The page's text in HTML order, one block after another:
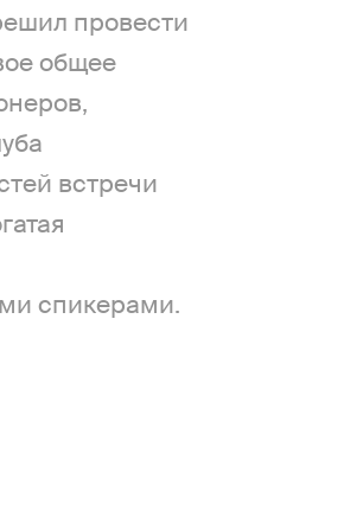
провести
общее
встречи
спикерами.